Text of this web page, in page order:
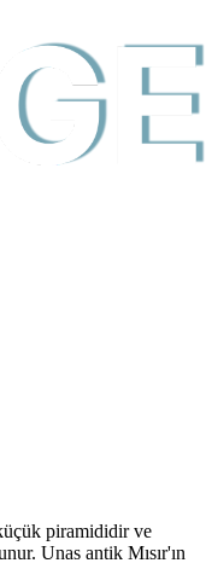
piramididir ve
Unas antik Mısır'ın